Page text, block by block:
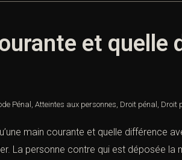
et
Pénal , Atteintes aux personnes, Droit pénal , Droit
main courante et quelle différence
La personne contre qui est déposée